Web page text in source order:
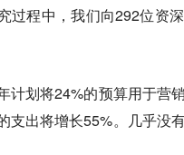
过程中，我们向292位资
计划将24%的预算用于营
支出将增长55%。几乎没